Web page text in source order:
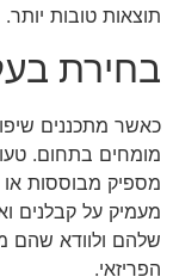
תוצאות טובות יותר.
בחירת
כאשר מתכננים
מומחים בתחום.
מספיק מבוססות
מעמיק על קבלנים
שלהם ולוודא שהם
הפריזאי.